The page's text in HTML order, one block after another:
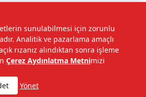
ve Teknoloji A.Ş. Tüm hakları saklıdır.